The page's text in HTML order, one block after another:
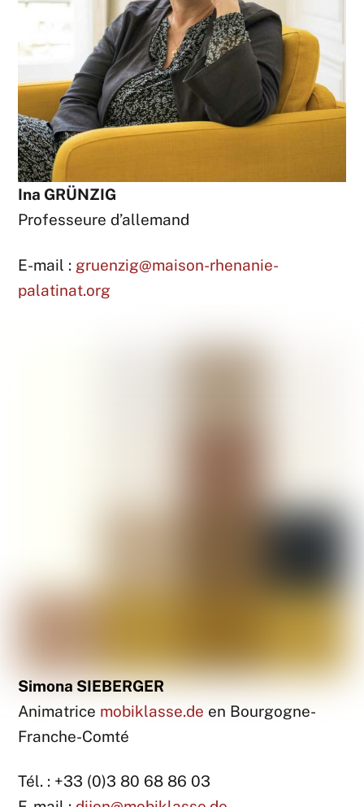
Ina GRÜNZIG
Professeure d’allemand
E-mail : gruenzig@maison-rhenanie-
palatinat.org
Simona SIEBERGER
Animatrice mobiklasse.de en Bourgogne-
Franche-Comté
Tél. : +33 (0)3 80 68 86 03